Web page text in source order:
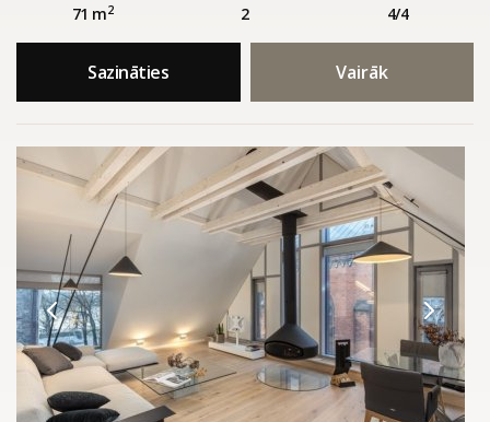
71 m2 2 4/4
Sazināties Vairāk